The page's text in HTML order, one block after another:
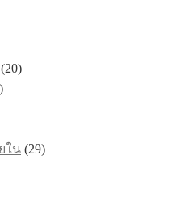
(20)
ใน (29)